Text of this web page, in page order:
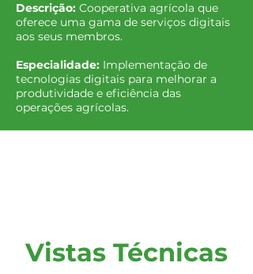
Descrição: Cooperativa agrícola que
oferece uma gama de serviços digitais
aos seus membros.
Especialidade: Implementação de
tecnologias digitais para melhorar a
produtividade e eficiência das
operações agrícolas.
Vistas Técnicas